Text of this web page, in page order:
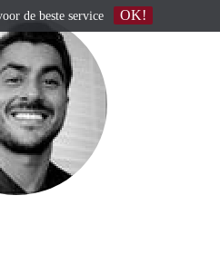
de beste service OK!